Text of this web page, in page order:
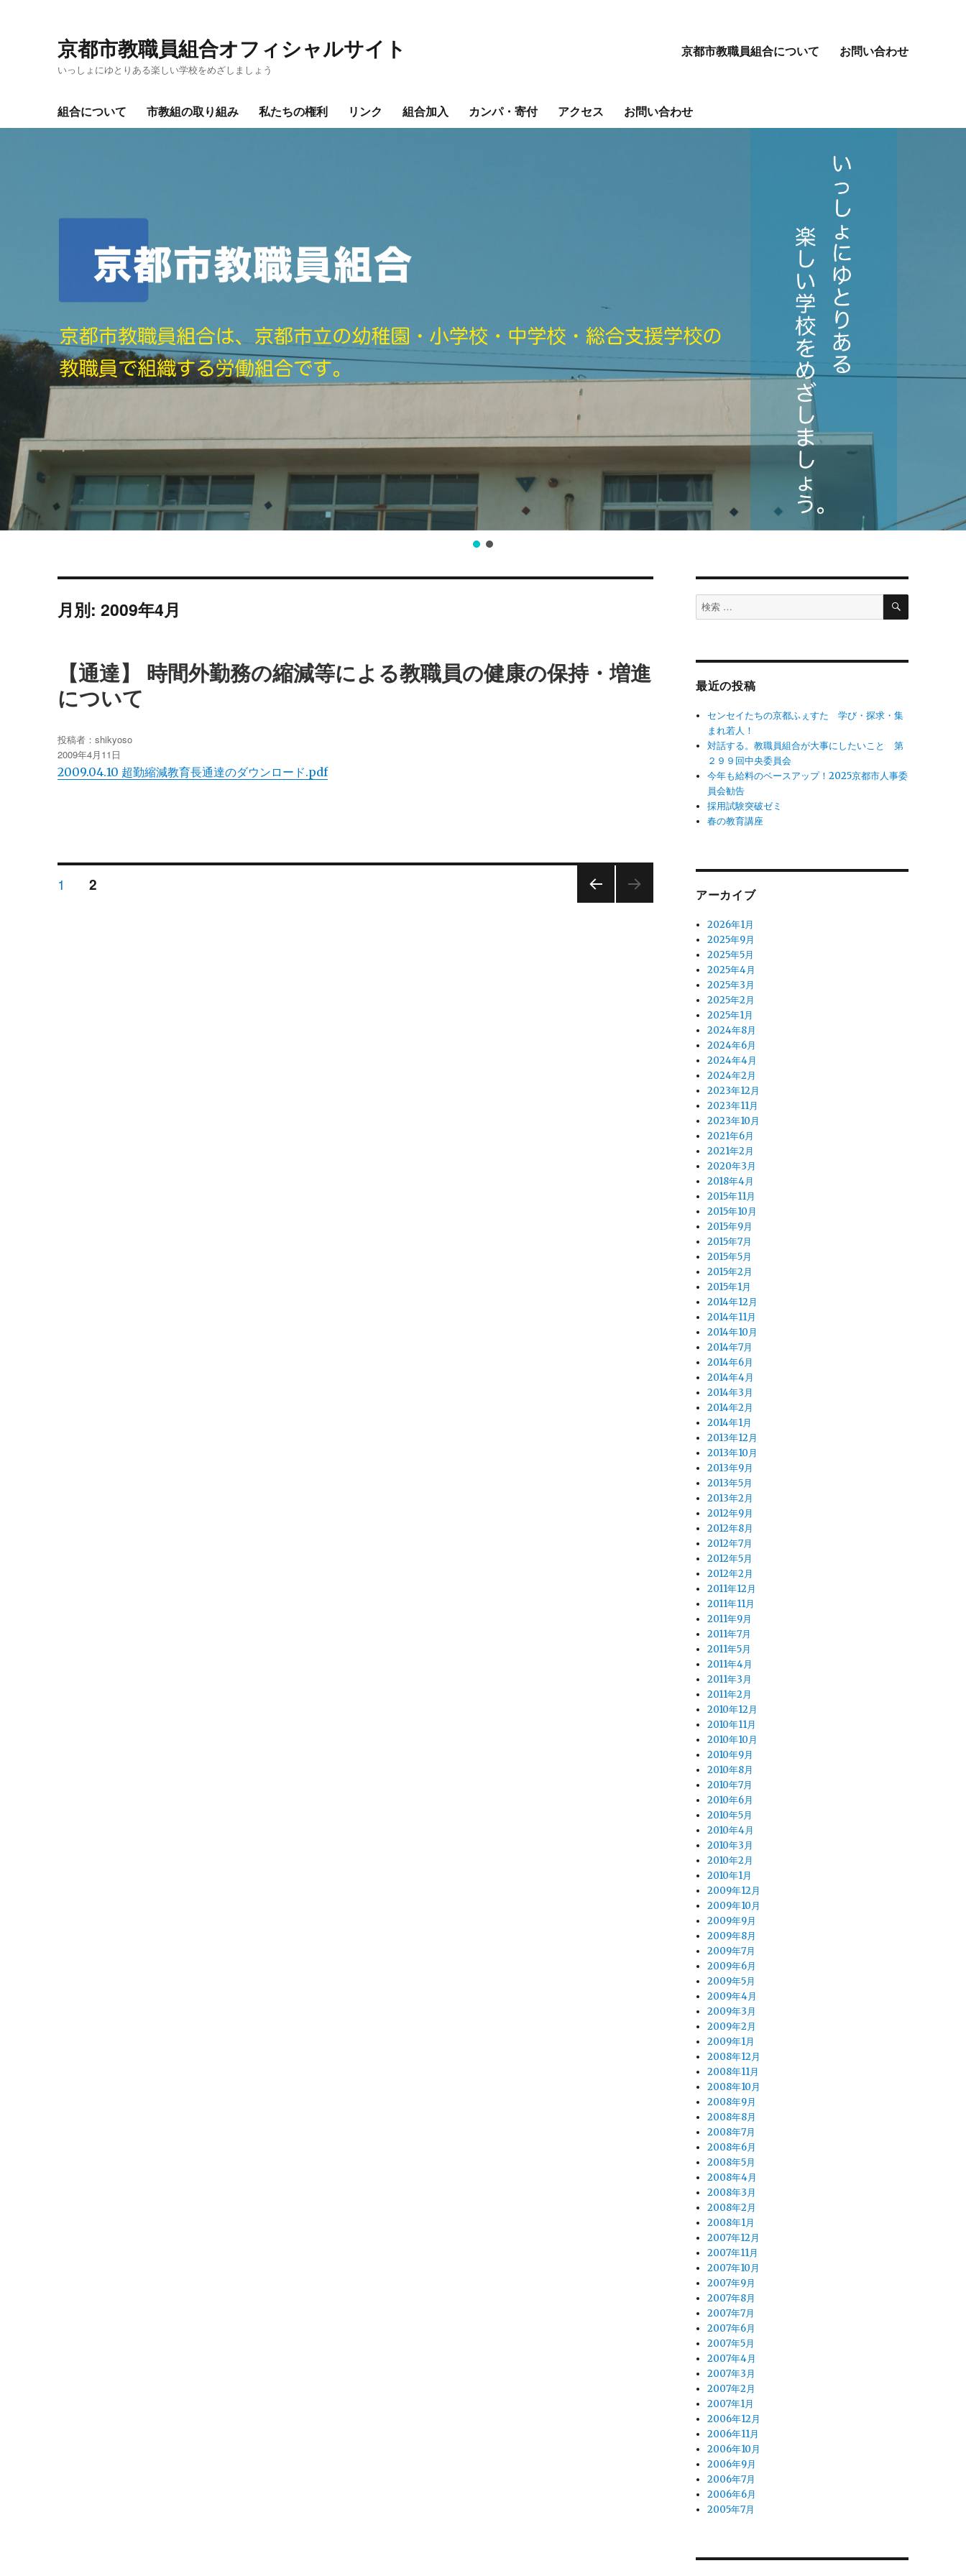
京都市教職員組合オフィシャルサイト
いっしょにゆとりある楽しい学校をめざしましょう
京都市教職員組合について お問い合わせ
組合について 市教組の取り組み 私たちの権利 リンク 組合加入 カンパ・寄付 アクセス お問い合わせ
月別: 2009年4月
【通達】 時間外勤務の縮減等による教職員の健康の保持・増進
について
投稿者：shikyoso
投
稿
日:
2009年4月11日
2009.04.10 超勤縮減教育長通達のダウンロード.pdf
投
ペ
1 ペ
2
検
索
検
最近の投稿
センセイたちの京都ふぇすた 学び・探求・集
まれ若人！
対話する。教職員組合が大事にしたいこと 第
２９９回中央委員会
今年も給料のベースアップ！2025京都市人事委
員会勧告
採用試験突破ゼミ
春の教育講座
アーカイブ
2026年1月
2025年9月
2025年5月
2025年4月
2025年3月
2025年2月
2025年1月
2024年8月
2024年6月
2024年4月
2024年2月
2023年12月
2023年11月
2023年10月
2021年6月
2021年2月
2020年3月
2018年4月
2015年11月
2015年10月
2015年9月
2015年7月
2015年5月
2015年2月
2015年1月
2014年12月
2014年11月
2014年10月
2014年7月
2014年6月
2014年4月
2014年3月
2014年2月
2014年1月
2013年12月
2013年10月
2013年9月
2013年5月
2013年2月
2012年9月
2012年8月
2012年7月
2012年5月
2012年2月
2011年12月
2011年11月
2011年9月
2011年7月
2011年5月
2011年4月
2011年3月
2011年2月
2010年12月
2010年11月
2010年10月
2010年9月
2010年8月
2010年7月
2010年6月
2010年5月
2010年4月
2010年3月
2010年2月
2010年1月
2009年12月
2009年10月
2009年9月
2009年8月
2009年7月
2009年6月
2009年5月
2009年4月
2009年3月
2009年2月
2009年1月
2008年12月
2008年11月
2008年10月
2008年9月
2008年8月
2008年7月
2008年6月
2008年5月
2008年4月
2008年3月
2008年2月
2008年1月
2007年12月
2007年11月
2007年10月
2007年9月
2007年8月
2007年7月
2007年6月
2007年5月
2007年4月
2007年3月
2007年2月
2007年1月
2006年12月
2006年11月
2006年10月
2006年9月
2006年7月
2006年6月
2005年7月